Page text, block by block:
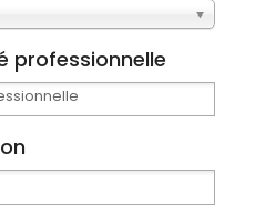
professionnelle